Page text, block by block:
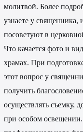
молитвой. Более
узнаете у священника,
посоветуют в
Что качается фото и
храмах. При
этот вопрос у
получить
осуществлять съемку,
при особом